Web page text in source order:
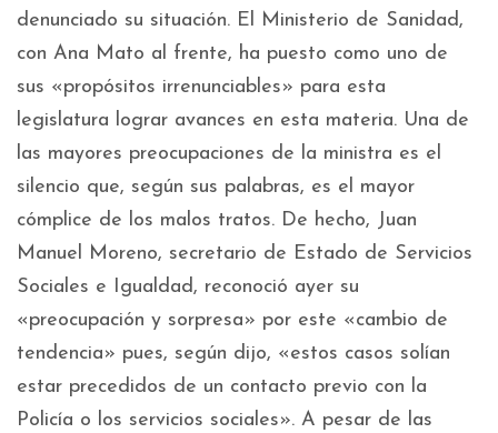
denunciado su situación. El Ministerio de Sanidad,
con Ana Mato al frente, ha puesto como uno de
sus «propósitos irrenunciables» para esta
legislatura lograr avances en esta materia. Una de
las mayores preocupaciones de la ministra es el
silencio que, según sus palabras, es el mayor
cómplice de los malos tratos. De hecho, Juan
Manuel Moreno, secretario de Estado de Servicios
Sociales e Igualdad, reconoció ayer su
«preocupación y sorpresa» por este «cambio de
tendencia» pues, según dijo, «estos casos solían
estar precedidos de un contacto previo con la
Policía o los servicios sociales». A pesar de las